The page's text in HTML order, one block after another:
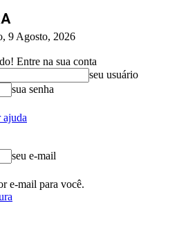
9 Agosto, 2026
Entre na sua conta
seu usuário
sua senha
ajuda
seu e-mail
e-mail para você.